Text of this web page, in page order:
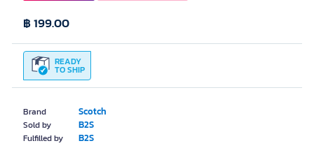
Brand Scotch
Sold by B2S
Fulfilled by B2S
READY
TO SHIP
฿ 199.00